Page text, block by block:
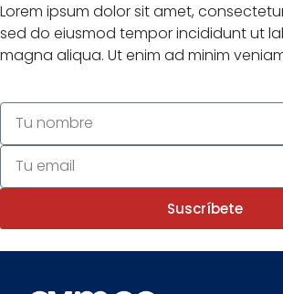
Lorem ipsum dolor sit amet,
sed do eiusmod tempor incididunt ut
magna aliqua. Ut enim ad minim
Suscríbete